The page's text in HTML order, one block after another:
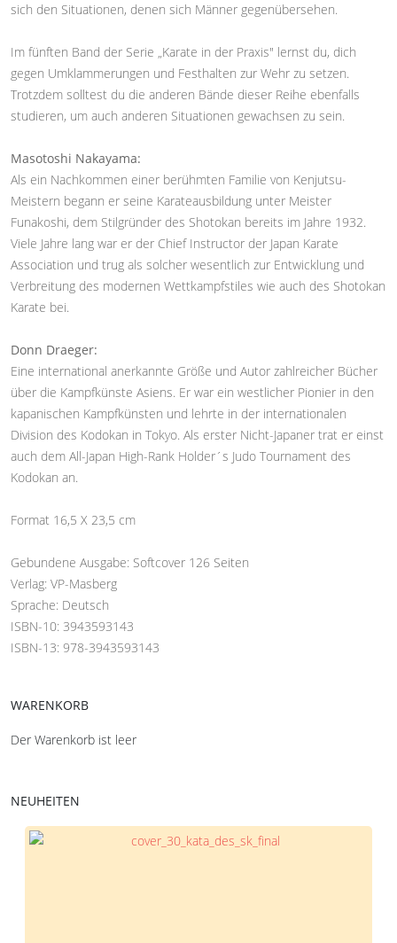
sich den Situationen, denen sich Männer gegenübersehen.
Im fünften Band der Serie „Karate in der Praxis" lernst du, dich
gegen Umklammerungen und Festhalten zur Wehr zu setzen.
Trotzdem solltest du die anderen Bände dieser Reihe ebenfalls
studieren, um auch anderen Situationen gewachsen zu sein.
Masotoshi Nakayama:
Als ein Nachkommen einer berühmten Familie von Kenjutsu-
Meistern begann er seine Karateausbildung unter Meister
Funakoshi, dem Stilgründer des Shotokan bereits im Jahre 1932.
Viele Jahre lang war er der Chief Instructor der Japan Karate
Association und trug als solcher wesentlich zur Entwicklung und
Verbreitung des modernen Wettkampfstiles wie auch des Shotokan
Karate bei.
Donn Draeger:
Eine international anerkannte Größe und Autor zahlreicher Bücher
über die Kampfkünste Asiens. Er war ein westlicher Pionier in den
kapanischen Kampfkünsten und lehrte in der internationalen
Division des Kodokan in Tokyo. Als erster Nicht-Japaner trat er einst
auch dem All-Japan High-Rank Holder´s Judo Tournament des
Kodokan an.
Format 16,5 X 23,5 cm
Gebundene Ausgabe: Softcover 126 Seiten
Verlag: VP-Masberg
Sprache: Deutsch
ISBN-10: 3943593143
ISBN-13: 978-3943593143
WARENKORB
Der Warenkorb ist leer
NEUHEITEN